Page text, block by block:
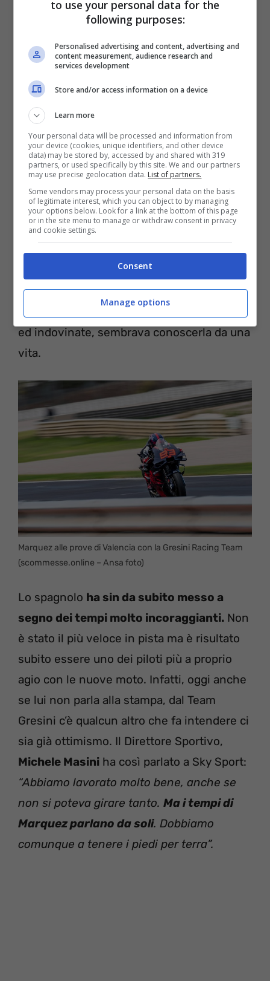
Nella Comunità Valenciana però, i piloti e le
scuderie sono rimasti anche dopo la
domenica per iprimi test sul 2024. Ciò
significa quindi che proprio Marquez per
esempio ha definitivamente salutato la
Honda per salire sulla nuovissima
Desmosedici dellaGresini Racing. Marquez
è già andato in giro con un prototipo che
condurrà a quella che sarà la moto
definitiva della squadra per l’anno prossimo
ed indovinate, sembrava conoscerla da una
vita.
Marquez alle prove di Valencia con la Gresini Racing Team
(scommesse.online – Ansa foto)
Lo spagnolo ha sin da subito messo a
segno dei tempi molto incoraggianti. Non
è stato il più veloce in pista ma è risultato
subito essere uno dei piloti più a proprio
agio con le nuove moto. Infatti, oggi anche
se lui non parla alla stampa, dal Team
Gresini c’è qualcun altro che fa intendere ci
sia già ottimismo. Il Direttore Sportivo,
Michele Masini ha così parlato a Sky Sport:
“Abbiamo lavorato molto bene, anche se
non si poteva girare tanto. Ma i tempi di
Marquez parlano da soli. Dobbiamo
comunque a tenere i piedi per terra”.
to use your personal data for the
following purposes:
Personalised advertising and content, advertising and
content measurement, audience research and
services development
Store and/or access information on a device
Learn more
Your personal data will be processed and information from
your device (cookies, unique identifiers, and other device
data) may be stored by, accessed by and shared with 319
partners, or used specifically by this site. We and our partners
may use precise geolocation data. List of partners.
Some vendors may process your personal data on the basis
of legitimate interest, which you can object to by managing
your options below. Look for a link at the bottom of this page
or in the site menu to manage or withdraw consent in privacy
and cookie settings.
Consent
Manage options